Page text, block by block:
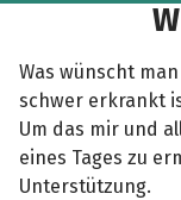
Was wünscht
schwer erkrankt
Um das mir und
eines Tages zu
Unterstützung.